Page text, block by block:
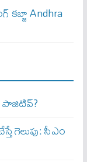
క‌బ్జా Andhra
గెలుపు: సీఎం